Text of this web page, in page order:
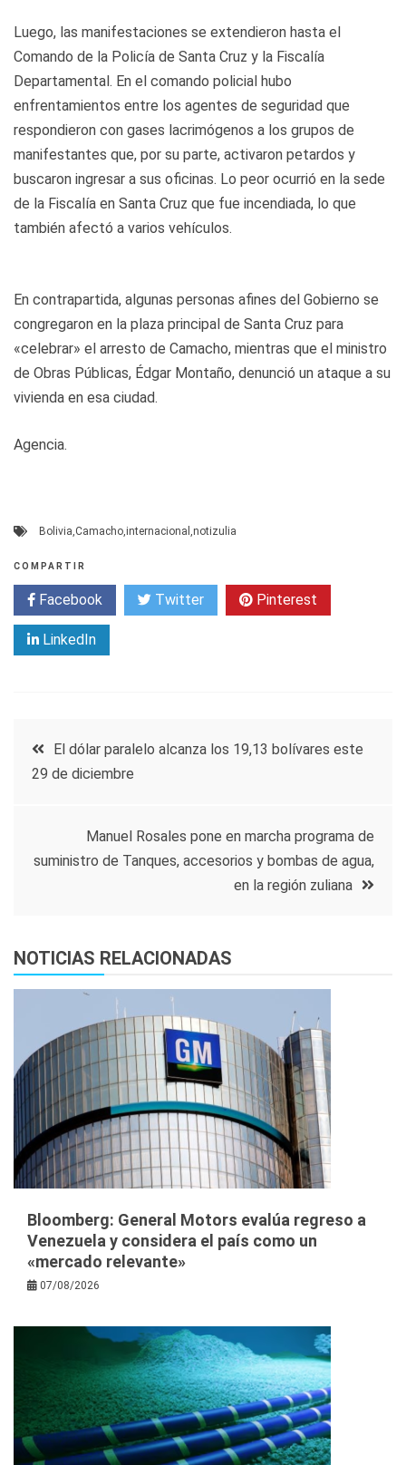
Luego, las manifestaciones se extendieron hasta el
Comando de la Policía de Santa Cruz y la Fiscalía
Departamental. En el comando policial hubo
enfrentamientos entre los agentes de seguridad que
respondieron con gases lacrimógenos a los grupos de
manifestantes que, por su parte, activaron petardos y
buscaron ingresar a sus oficinas. Lo peor ocurrió en la sede
de la Fiscalía en Santa Cruz que fue incendiada, lo que
también afectó a varios vehículos.
En contrapartida, algunas personas afines del Gobierno se
congregaron en la plaza principal de Santa Cruz para
«celebrar» el arresto de Camacho, mientras que el ministro
de Obras Públicas, Édgar Montaño, denunció un ataque a su
vivienda en esa ciudad.
Agencia.
Bolivia,Camacho,internacional ,notizulia
COMPARTIR
Facebook Twitter Pinterest
LinkedIn
Navegación
entradas
El dólar paralelo alcanza los 19,13 bolívares este
29 de diciembre
Manuel Rosales pone en marcha programa de
suministro de Tanques, accesorios y bombas de agua,
en la región zuliana
NOTICIAS RELACIONADAS
Bloomberg: General Motors evalúa regreso a
Venezuela y considera el país como un
«mercado relevante»
07/08/2026